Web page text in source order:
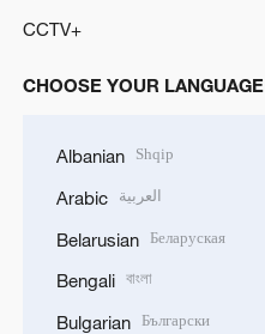
CCTV+
CHOOSE YOUR LANGUAGE
Albanian Shqip
Arabic العربية
Belarusian Беларуская
Bengali বাংলা
Bulgarian Български